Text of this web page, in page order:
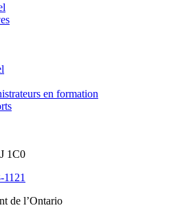
en formation
1C0
1121
de l’Ontario